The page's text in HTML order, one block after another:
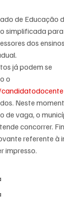
de Educação
simplificada
dos
já podem se
o
Neste
de vaga, o
concorrer.
referente à
impresso.